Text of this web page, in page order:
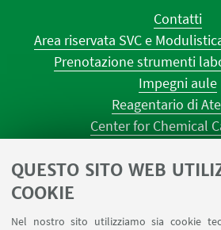
QUESTO SITO WEB
COOKIE
Nel nostro sito utilizziamo sia cookie
Contatti
Area riservata SVC e
Prenotazione strumenti
Impegni aule
Reagentario di
Center for Chemical
AULE U.E. 4